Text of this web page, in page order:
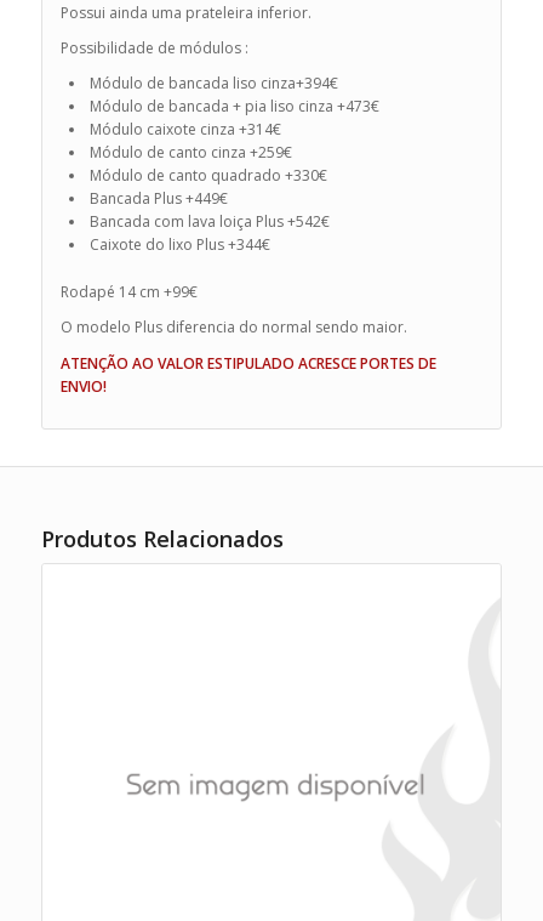
Possui ainda uma prateleira inferior.
Possibilidade de módulos :
Módulo de bancada liso cinza+394€
Módulo de bancada + pia liso cinza +473€
Módulo caixote cinza +314€
Módulo de canto cinza +259€
Módulo de canto quadrado +330€
Bancada Plus +449€
Bancada com lava loiça Plus +542€
Caixote do lixo Plus +344€
Rodapé 14 cm +99€
O modelo Plus diferencia do normal sendo maior.
ATENÇÃO AO VALOR ESTIPULADO ACRESCE PORTES DE
ENVIO!
Produtos Relacionados